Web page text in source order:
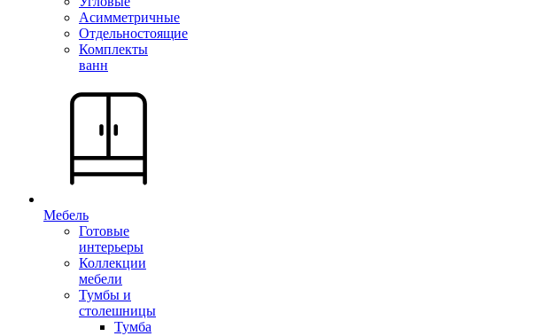
Асимметричные
Отдельностоящие
Комплекты
ванн
Мебель
Готовые
интерьеры
Коллекции
мебели
Тумбы и
столешницы
Тумба